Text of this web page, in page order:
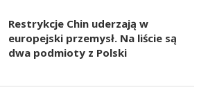
Restrykcje Chin uderzają w
europejski przemysł. Na liście są
dwa podmioty z Polski